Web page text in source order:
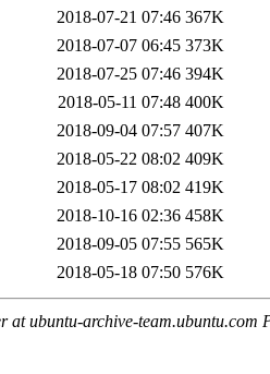
2018-07-21 07:46 367K
2018-07-07 06:45 373K
2018-07-25 07:46 394K
2018-05-11 07:48 400K
2018-09-04 07:57 407K
2018-05-22 08:02 409K
2018-05-17 08:02 419K
2018-10-16 02:36 458K
2018-09-05 07:55 565K
2018-05-18 07:50 576K
at ubuntu-archive-team.ubuntu.com